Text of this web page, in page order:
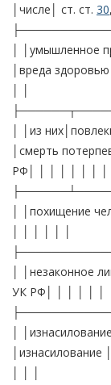
│числе│ ст. ст. 30,
│ │умышленное
│вреда
│ │из
│смерть
РФ│ │ │ │ │ │ │ │
│ │похищение
│ │незаконное
УК РФ│ │ │ │ │ │
│